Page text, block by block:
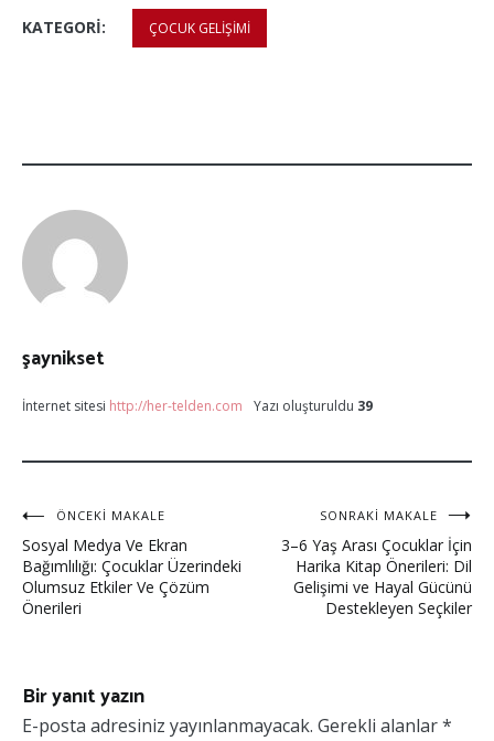
KATEGORI: ÇOCUK GELIŞIMI
şaynikset
İnternet sitesi http://her-telden.com Yazı oluşturuldu 39
ÖNCEKI MAKALE
Sosyal Medya Ve Ekran
Bağımlılığı: Çocuklar Üzerindeki
Olumsuz Etkiler Ve Çözüm
Önerileri
SONRAKI MAKALE
3–6 Yaş Arası Çocuklar İçin
Harika Kitap Önerileri: Dil
Gelişimi ve Hayal Gücünü
Destekleyen Seçkiler
Bir yanıt yazın
E-posta adresiniz yayınlanmayacak. Gerekli alanlar*